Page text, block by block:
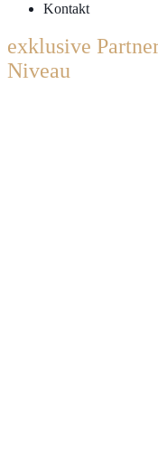
Kontakt
exklusive
Niveau